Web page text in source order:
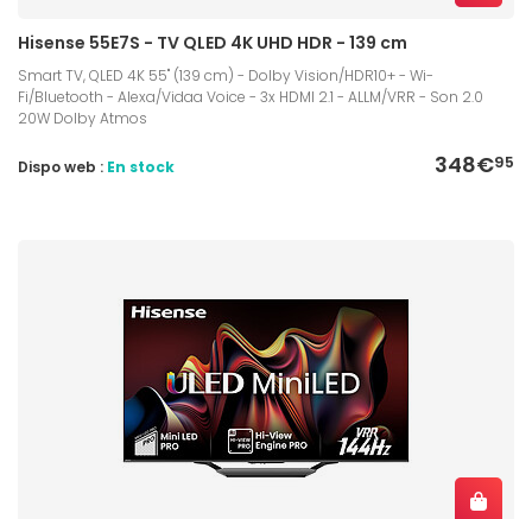
Hisense 55E7S - TV QLED 4K UHD HDR - 139 cm
Smart TV, QLED 4K 55" (139 cm) - Dolby Vision/HDR10+ - Wi-
Fi/Bluetooth - Alexa/Vidaa Voice - 3x HDMI 2.1 - ALLM/VRR - Son 2.0
20W Dolby Atmos
348€95
Dispo web : En stock